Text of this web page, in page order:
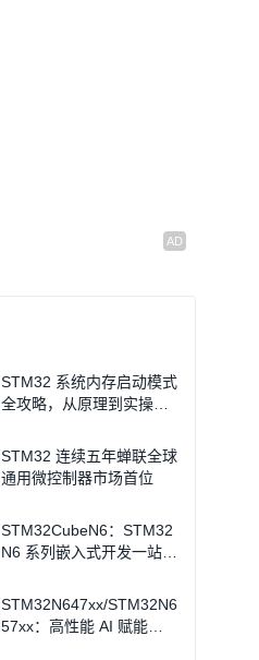
STM32 系统内存启动模式
全攻略，从原理到实操一
STM32 连续五年蝉联全球
通用微控制器市场首位
STM32CubeN6：STM32
N6 系列嵌入式开发一站式
STM32N647xx/STM32N6
57xx：高性能 AI 赋能微